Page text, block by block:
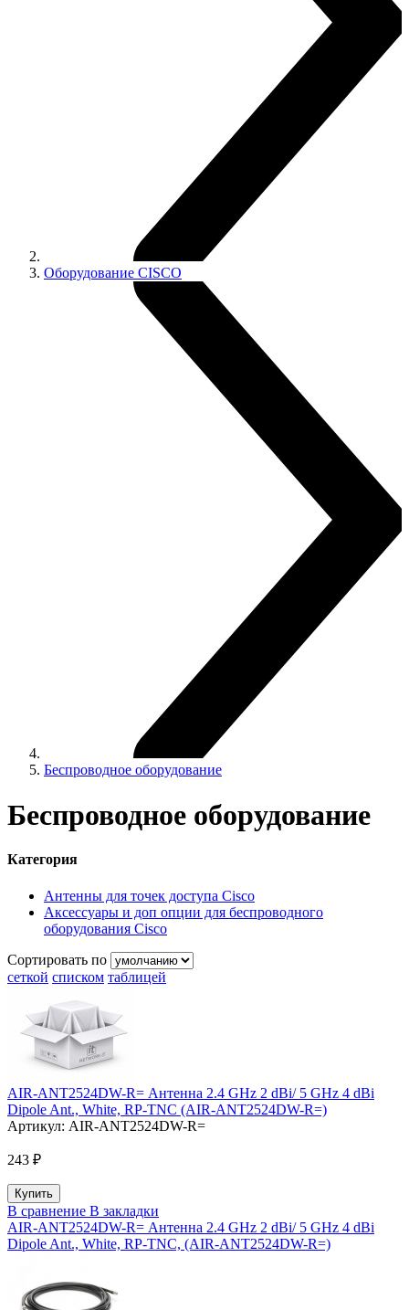
Оборудование CISCO
Беспроводное оборудование
Беспроводное оборудование
Категория
Антенны для точек доступа Cisco
Аксессуары и доп опции для беспроводного
оборудования Cisco
Сортировать по
сеткой списком таблицей
AIR-ANT2524DW-R= Антенна 2.4 GHz 2 dBi/ 5 GHz 4 dBi
Dipole Ant., White, RP-TNC (AIR-ANT2524DW-R=)
Артикул: AIR-ANT2524DW-R=
243 ₽
В сравнение В закладки
AIR-ANT2524DW-R= Антенна 2.4 GHz 2 dBi/ 5 GHz 4 dBi
Dipole Ant., White, RP-TNC, (AIR-ANT2524DW-R=)